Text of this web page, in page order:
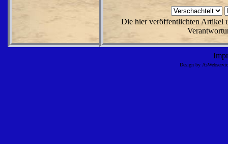
Die hier veröffentlichten Artikel
Design by